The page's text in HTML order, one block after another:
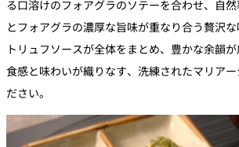
る口溶けのフォアグラのソテーを合わせ、自
とフォアグラの濃厚な旨味が重なり合う贅沢
トリュフソースが全体をまとめ、豊かな余韻
食感と味わいが織りなす、洗練されたマリア
ださい。